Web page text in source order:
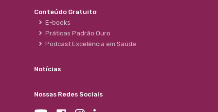
Conteúdo Gratuito
E-books
Práticas Padrão Ouro
Podcast Excelência em Saúde
Notícias
Nossas Redes Sociais